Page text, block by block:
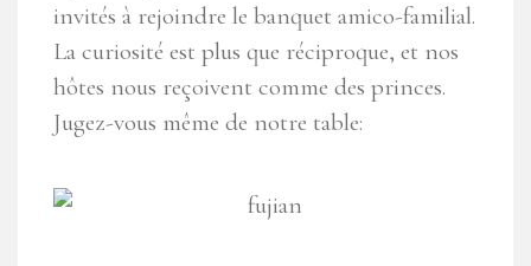
invités à rejoindre le banquet amico-familial.
La curiosité est plus que réciproque, et nos
hôtes nous reçoivent comme des princes.
Jugez-vous même de notre table: